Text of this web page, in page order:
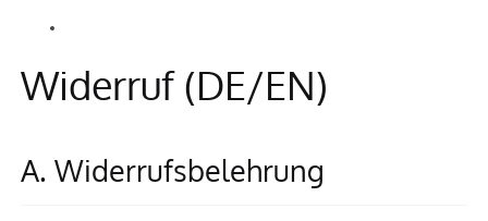
Widerruf (DE/EN)
A. Widerrufsbelehrung